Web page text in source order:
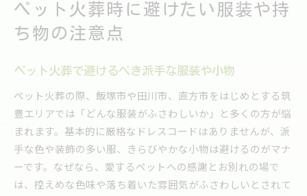
ペット火葬時に避けたい服装や持
ち物の注意点
ペット火葬で避けるべき派手な服装や小物
ペット火葬の際、飯塚市や田川市、直方市をはじめとする筑
豊エリアでは「どんな服装がふさわしいか」と多くの方が悩
まれます。基本的に厳格なドレスコードはありませんが、派
手な色や装飾の多い服、きらびやかな小物は避けるのがマナ
ーです。なぜなら、愛するペットへの感謝とお別れの場で
は、控えめな色味や落ち着いた雰囲気がふさわしいとされて